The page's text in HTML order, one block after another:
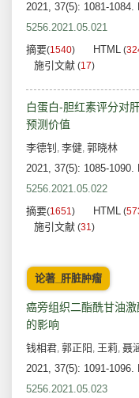
2021, 37(5): 1081-1084.
5256.2021.05.021
摘要(1540) HTML (
施引文献 (17)
白蛋白-胆红素评分对
预测价值
李德钊 , 李健, 郭晓林
2021, 37(5): 1085-1090.
5256.2021.05.022
摘要(1651) HTML (
施引文献 (31)
论著_肝脏肿瘤
癌旁组织二酯酰甘油
的影响
钱相君, 郭正阳 , 王莉, 聂
2021, 37(5): 1091-1096.
5256.2021.05.023